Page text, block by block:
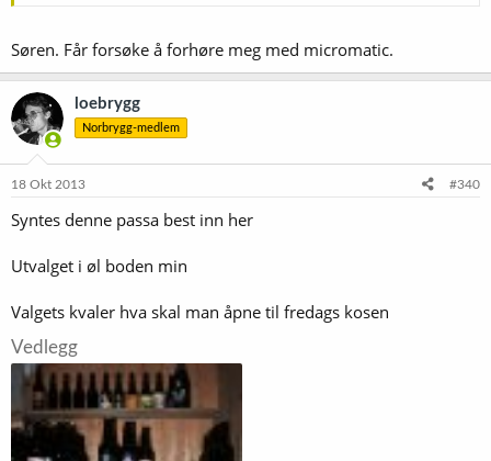
Søren. Får forsøke å forhøre meg med micromatic.
loebrygg
Norbrygg-medlem
18 Okt 2013 #340
Syntes denne passa best inn her
Utvalget i øl boden min
Valgets kvaler hva skal man åpne til fredags kosen
Vedlegg